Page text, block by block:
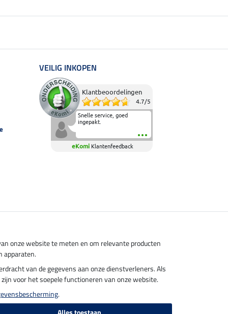
VEILIG INKOPEN
Klantbeoordelingen
4.7/5
Snelle service, goed
ingepakt.
eKomi Klantenfeedback
onze website te meten en om relevante producten
apparaten.
van de gegevens aan onze dienstverleners. Als
voor het soepele functioneren van onze website.
.